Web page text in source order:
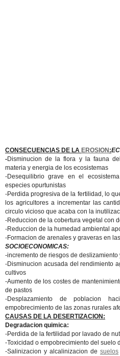
CONSECUENCIAS DE LA EROSION :
-Disminucion de la flora y la fauna
materia y energia de los ecosistemas
-Desequilibrio grave en el
especies opurtunistas
-Perdida progresiva de la fertilidad, lo
los agricultores a incrementar las
circulo vicioso que acaba con la
-Reduccion de la cobertura vegetal con
-Reduccion de la humedad ambiental
-Formacion de arenales y graveras en
SOCIOECONOMICAS:
-incremento de riesgos de
-Disminucion acusada del rendimiento
cultivos
-Aumento de los costes de
de pastos
-Desplazamiento de poblacion
empobrecimiento de las zonas rurales
CAUSAS DE LA DESERTIZACION:
Degradacion quimica:
-Perdida de la fertilidad por lavado de
-Toxicidad o empobrecimiento del suelo
-Salinizacion y alcalinizacion de suelos